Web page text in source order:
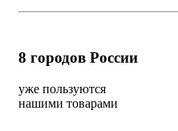
8 городов России
уже пользуются
нашими товарами